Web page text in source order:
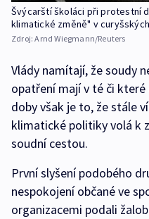
Švýcarští školáci při protestní
klimatické změně" v
Zdroj:Arnd Wiegmann/Reuters
Vlády namítají, že soudy
opatření mají v té či
doby však je to, že stále
klimatické politiky volá k
soudní cestou.
První slyšení podobého
nespokojení občané ve
organizacemi podali